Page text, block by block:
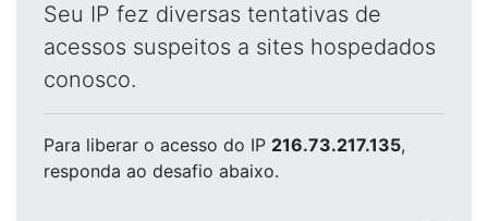
Seu IP fez diversas tentativas de
acessos suspeitos a sites hospedados
conosco.
Para liberar o acesso do IP 216.73.217.135,
responda ao desafio abaixo.